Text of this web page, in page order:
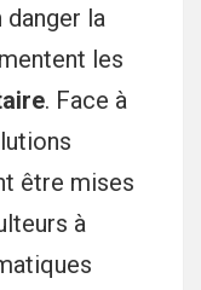
la
les
. Face à
être mises
à